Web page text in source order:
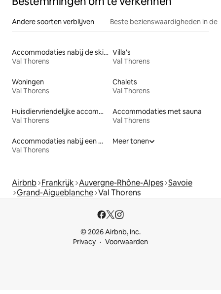
Andere soorten verblijven Beste bezienswaardigheden in de
Accommodaties nabij de skipiste
Val Thorens
Villa's
Val Thorens
Woningen
Val Thorens
Chalets
Val Thorens
Huisdiervriendelijke accommodaties
Val Thorens
Accommodaties met sauna
Val Thorens
Accommodaties nabij een meer
Val Thorens
Meer tonen
Airbnb Frankrijk Auvergne-Rhône-Alpes Savoie
Grand-Aigueblanche Val Thorens
© 2026 Airbnb, Inc.
Privacy
Voorwaarden